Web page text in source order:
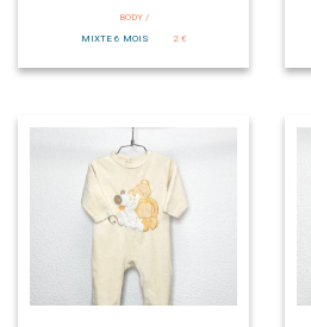
BODY /
MIXTE 6 MOIS
2 €